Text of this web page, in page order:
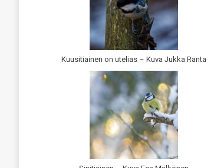
Kuusitiainen on utelias – Kuva Jukka Ranta